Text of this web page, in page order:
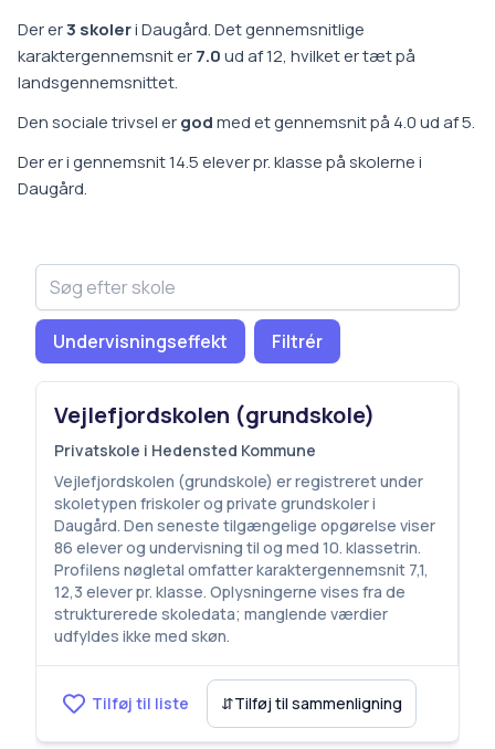
Der er3 skoleriDaugård.Det gennemsnitlige
karaktergennemsnit er7.0ud af 12, hvilket ertæt på
landsgennemsnittet.
Den sociale trivsel ergodmed et gennemsnit på 4.0ud af 5.
Der er i gennemsnit14.5elever pr. klasse påskolerne i
Daugård.
Undervisningseffekt Filtrér
Vejlefjordskolen (grundskole)
Privatskole i Hedensted Kommune
Vejlefjordskolen (grundskole) er registreret under
skoletypen friskoler og private grundskoler i
Daugård. Den seneste tilgængelige opgørelse viser
86 elever og undervisning til og med 10. klassetrin.
Profilens nøgletal omfatter karaktergennemsnit 7,1,
12,3 elever pr. klasse. Oplysningerne vises fra de
strukturerede skoledata; manglende værdier
udfyldes ikke med skøn.
Tilføj til liste ⇵Tilføj til sammenligning